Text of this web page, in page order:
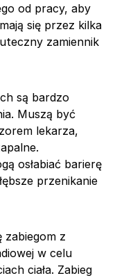
od pracy, aby
się przez kilka
zamiennik
są bardzo
Muszą być
lekarza,
osłabiać barierę
przenikanie
zabiegom z
w celu
ciała. Zabieg